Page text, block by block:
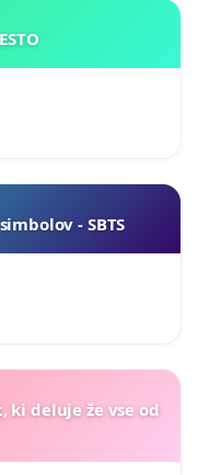
MOJE MESTO
- SBTS
deluje že vse od